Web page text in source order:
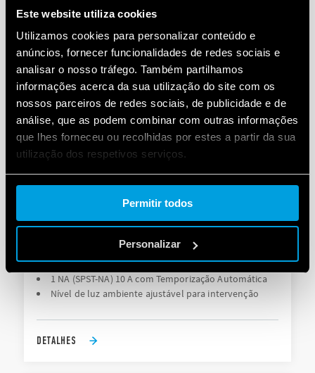
Este website utiliza cookies
Utilizamos cookies para personalizar conteúdo e
anúncios, fornecer funcionalidades de redes sociais e
analisar o nosso tráfego. Também partilhamos
informações acerca da sua utilização do site com os
nossos parceiros de redes sociais, de publicidade e de
análise, que as podem combinar com outras informações
que lhes forneceu ou recolhidas por estes a partir da sua
utilização dos respetivos serviços.
Cookie policy.
Permitir todos
Personalizar
Ajuste de brilho e sensibilidade
DETALHES
AJUSTÁVEL PARA INSTALAÇÃO DE SOBREPOR
EM AMBIENTE INTERNO
1 NA (SPST-NA) 10 A com Temporização Automática
Nível de luz ambiente ajustável para intervenção
DETALHES